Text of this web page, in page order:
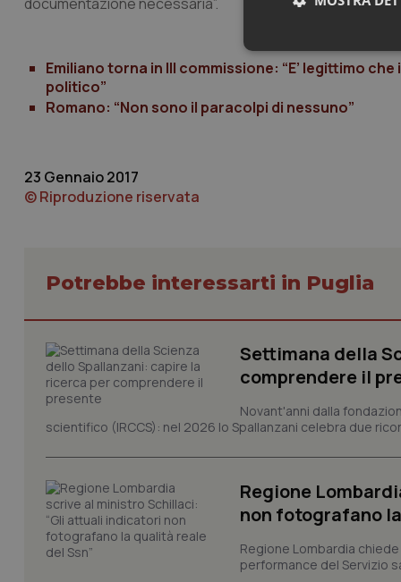
Emiliano torna in III commissione: “E’ legittimo
politico”
Romano: “Non sono il paracolpi di nessuno”
23 Gennaio 2017
© Riproduzione riservata
Potrebbe interessarti in Puglia
Settimana della
comprendere il
Novant'anni dalla
scientifico (IRCCS): nel 2026 lo Spallanzani celebra due
Regione
non fotografano
Regione Lombardia
performance del Servizio
tracking-enable
tracking-sites-
session-id
_ga